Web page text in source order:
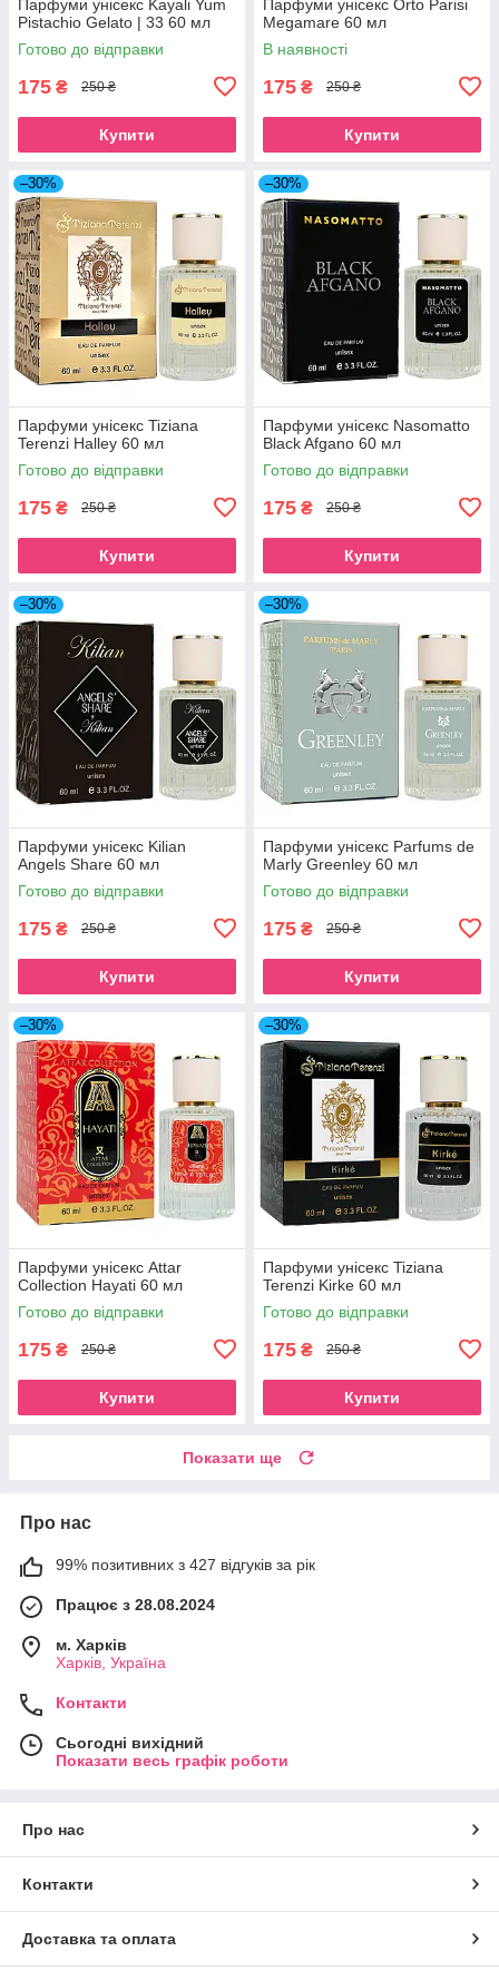
Парфуми унісекс Kayali Yum
Pistachio Gelato | 33 60 мл
Готово до відправки
175 ₴ 250 ₴
Купити
Парфуми унісекс Orto Parisi
Megamare 60 мл
В наявності
175 ₴ 250 ₴
Купити
–30%
Парфуми унісекс Tiziana
Terenzi Halley 60 мл
Готово до відправки
175 ₴ 250 ₴
Купити
–30%
Парфуми унісекс Nasomatto
Black Afgano 60 мл
Готово до відправки
175 ₴ 250 ₴
Купити
–30%
Парфуми унісекс Kilian
Angels Share 60 мл
Готово до відправки
175 ₴ 250 ₴
Купити
–30%
Парфуми унісекс Parfums de
Marly Greenley 60 мл
Готово до відправки
175 ₴ 250 ₴
Купити
–30%
Парфуми унісекс Attar
Collection Hayati 60 мл
Готово до відправки
175 ₴ 250 ₴
Купити
–30%
Парфуми унісекс Tiziana
Terenzi Kirke 60 мл
Готово до відправки
175 ₴ 250 ₴
Купити
Показати ще
Про нас
99% позитивних з 427 відгуків за рік
Працює з 28.08.2024
м. Харків
Харків, Україна
Контакти
Сьогодні вихідний
Показати весь графік роботи
Про нас
Контакти
Доставка та оплата